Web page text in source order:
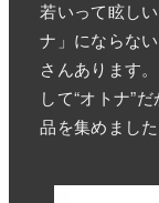
若いって眩し
ナ」にならな
さんあります
して“オトナ”
品を集めました